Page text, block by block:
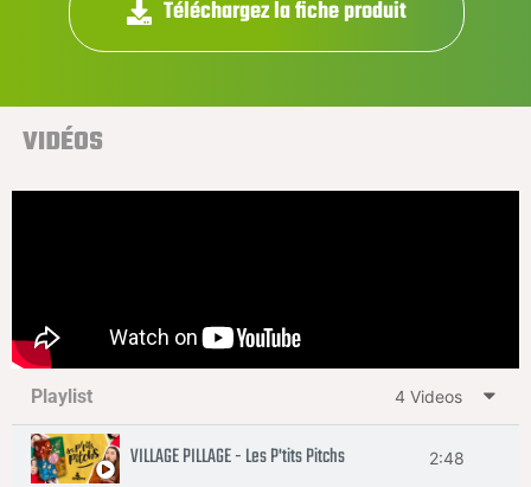
Téléchargez la fiche produit
VIDÉOS
Playlist 4 Videos
VILLAGE PILLAGE - Les P'tits Pitchs 2:48